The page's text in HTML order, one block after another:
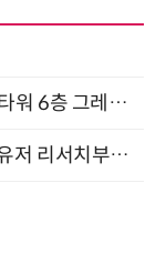
Next AI & Big Data Summit 2026 엘타워 6층 그레이스홀 개최 (9/18)
그럴듯하지만 AI가 만든 티가 난다면? 유저 리서치부터 배포까지! (9/15)